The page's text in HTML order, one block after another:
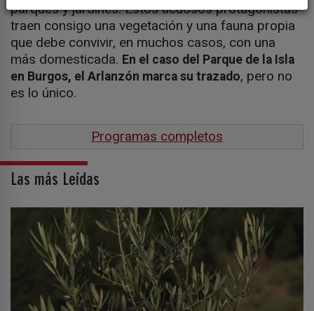
parques y jardines. Estos acuosos protagonistas
traen consigo una vegetación y una fauna propia
que debe convivir, en muchos casos, con una
más domesticada. En el caso del Parque de la Isla
en Burgos, el Arlanzón marca su trazado, pero no
es lo único.
Programas completos
Las más Leídas